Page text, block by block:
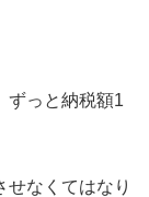
ずっと納税額1
せなくてはなり